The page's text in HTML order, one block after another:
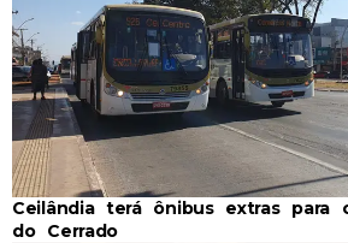
Ceilândia terá ônibus extras para
do Cerrado